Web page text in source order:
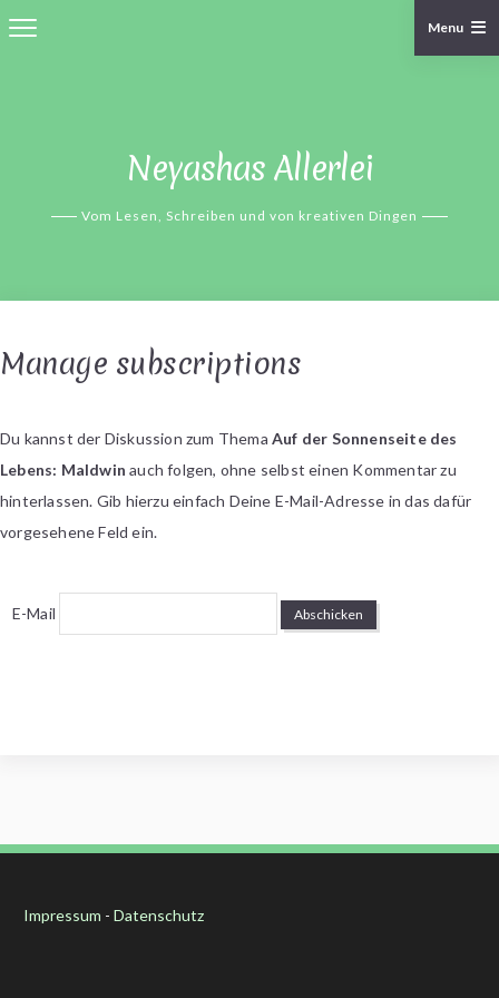
Neyashas Allerlei
Vom Lesen, Schreiben und von kreativen Dingen
Menu
Manage subscriptions
Du kannst der Diskussion zum Thema Auf der Sonnenseite des
Lebens: Maldwin auch folgen, ohne selbst einen Kommentar zu
hinterlassen. Gib hierzu einfach Deine E-Mail-Adresse in das dafür
vorgesehene Feld ein.
E-Mail
Impressum - Datenschutz